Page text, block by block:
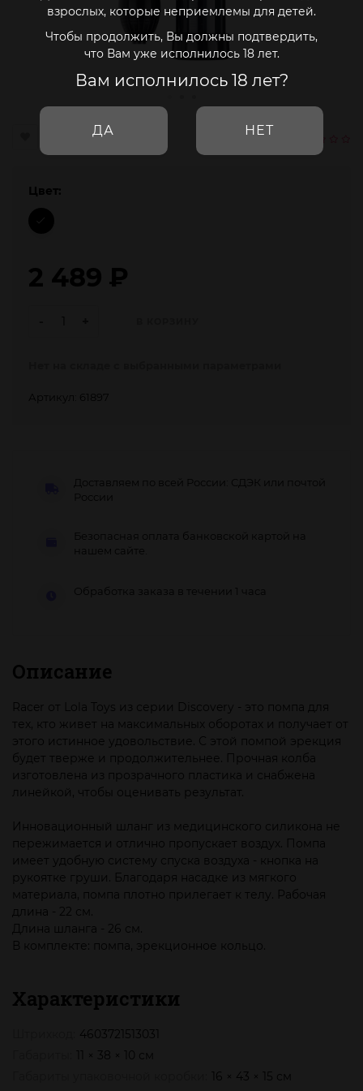
взрослых, которые неприемлемы для детей.
Чтобы продолжить, Вы должны подтвердить,
что Вам уже исполнилось 18 лет.
Вам исполнилось 18 лет?
ДА НЕТ
Цвет:
2 489 ₽
Артикул: 61897
Доставляем по всей России: СДЭК или почтой
Безопасная оплата банковской картой на
нашем сайте.
Обработка заказа в течении 1 часа
Описание
Racer от Lola Toys из серии Discovery - это помпа для
тех, кто живет на максимальных оборотах и получает от
этого истинное удовольствие. С этой помпой эрекция
будет тверже и продолжительнее. Прочная колба
изготовлена из прозрачного пластика и снабжена
линейкой, чтобы оценивать результат.
Инновационный шланг из медицинского силикона не
пережимается и отлично пропускает воздух. Помпа
имеет удобную систему спуска воздуха - кнопка на
рукоятке груши. Благодаря насадке из мягкого
материала, помпа плотно прилегает к телу. Рабочая
длина - 22 см.
Длина шланга - 26 см.
В комплекте: помпа, эрекционное кольцо.
Характеристики
4603721513031
11 × 38 × 10 см
16 × 43 × 15 см